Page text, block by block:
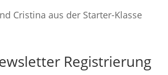
Cristina aus der Starter-Klasse
Registrierung